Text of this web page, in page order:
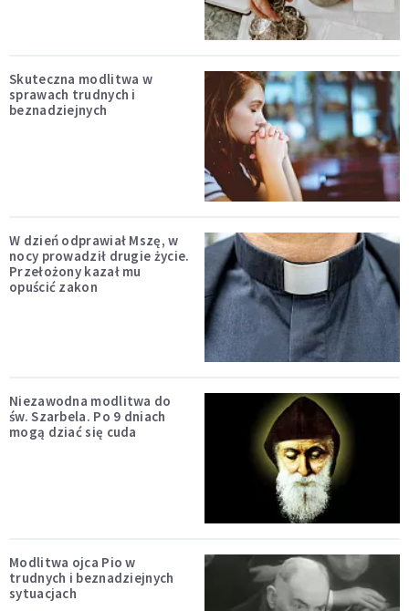
Skuteczna modlitwa w
sprawach trudnych i
beznadziejnych
W dzień odprawiał Mszę, w
nocy prowadził drugie życie.
Przełożony kazał mu
opuścić zakon
Niezawodna modlitwa do
św. Szarbela. Po 9 dniach
mogą dziać się cuda
Modlitwa ojca Pio w
trudnych i beznadziejnych
sytuacjach